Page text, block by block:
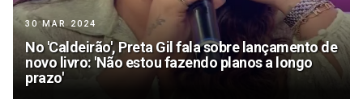
30 MAR 2024
No 'Caldeirão', Preta Gil fala sobre lançamento de
novo livro: 'Não estou fazendo planos a longo
prazo'